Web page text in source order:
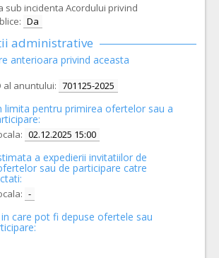
sub incidenta Acordului privind
Da
administrative
anterioara privind aceasta
al anuntului: 701125-2025
limita pentru primirea ofertelor sau a
02.12.2025 15:00
a expedierii invitatiilor de
sau de participare catre
-
care pot fi depuse ofertele sau